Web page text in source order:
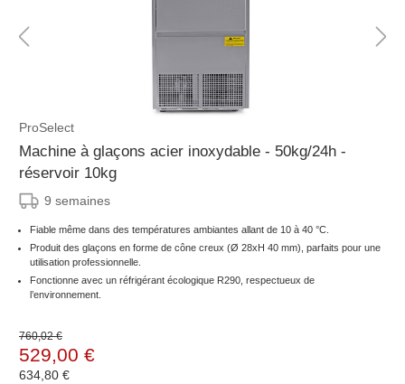
ProSelect
Machine à glaçons acier inoxydable - 50kg/24h -
réservoir 10kg
9 semaines
Fiable même dans des températures ambiantes allant de 10 à 40 °C.
Produit des glaçons en forme de cône creux (Ø 28xH 40 mm), parfaits pour une
utilisation professionnelle.
Fonctionne avec un réfrigérant écologique R290, respectueux de
l’environnement.
760,02 €
529,00 €
634,80 €